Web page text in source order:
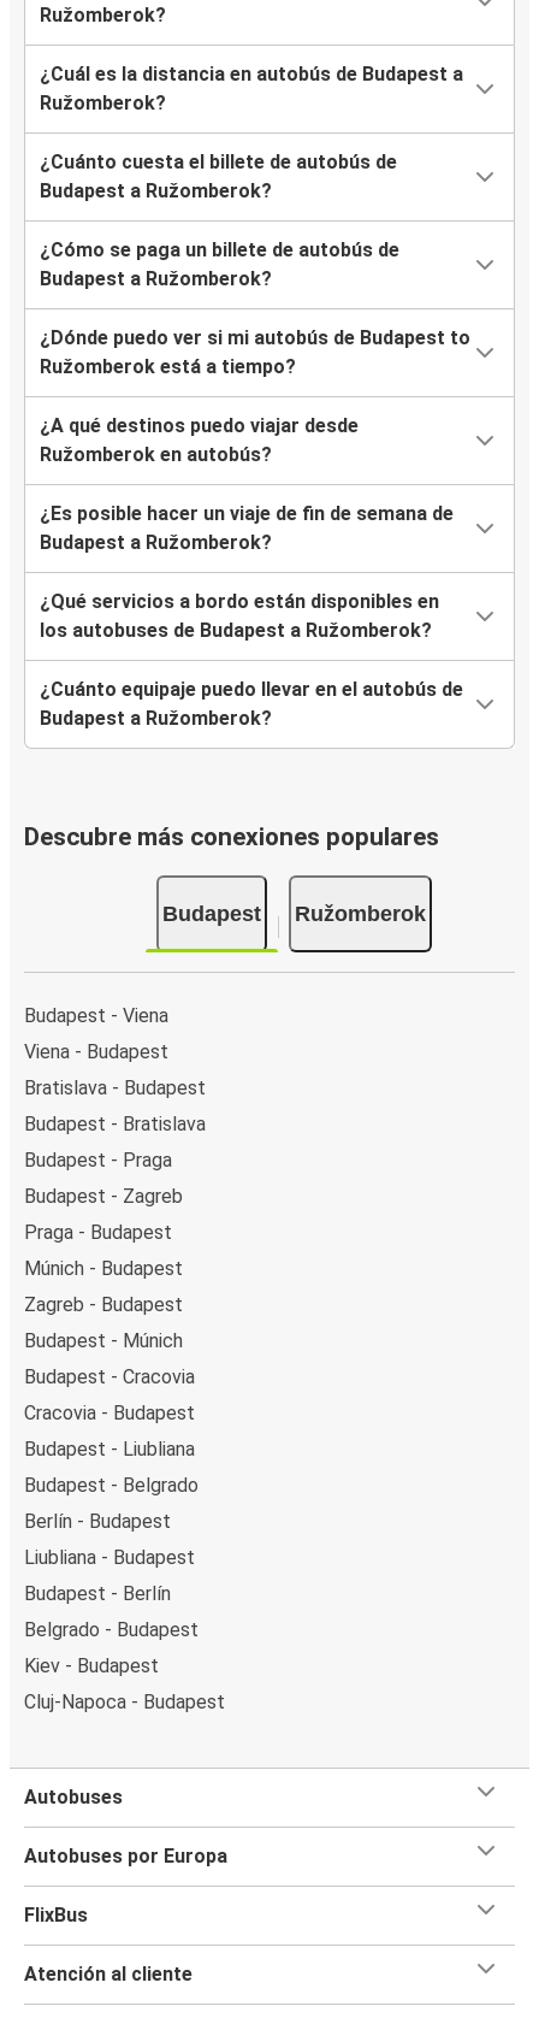
Ružomberok?
¿Cuál es la distancia en autobús de Budapest a
Ružomberok?
¿Cuánto cuesta el billete de autobús de
Budapest a Ružomberok?
¿Cómo se paga un billete de autobús de
Budapest a Ružomberok?
¿Dónde puedo ver si mi autobús de Budapest to
Ružomberok está a tiempo?
¿A qué destinos puedo viajar desde
Ružomberok en autobús?
¿Es posible hacer un viaje de fin de semana de
Budapest a Ružomberok?
¿Qué servicios a bordo están disponibles en
los autobuses de Budapest a Ružomberok?
¿Cuánto equipaje puedo llevar en el autobús de
Budapest a Ružomberok?
Descubre más conexiones populares
Budapest Ružomberok
Budapest - Viena
Viena - Budapest
Bratislava - Budapest
Budapest - Bratislava
Budapest - Praga
Budapest - Zagreb
Praga - Budapest
Múnich - Budapest
Zagreb - Budapest
Budapest - Múnich
Budapest - Cracovia
Cracovia - Budapest
Budapest - Liubliana
Budapest - Belgrado
Berlín - Budapest
Liubliana - Budapest
Budapest - Berlín
Belgrado - Budapest
Kiev - Budapest
Cluj-Napoca - Budapest
Autobuses
Autobuses por Europa
FlixBus
Atención al cliente